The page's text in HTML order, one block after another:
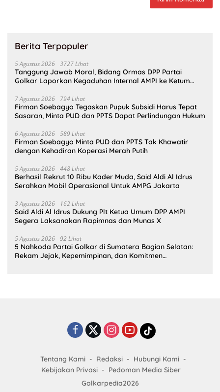
Berita Terpopuler
5 Agustus 2026 3727 Lihat
Tanggung Jawab Moral, Bidang Ormas DPP Partai
Golkar Laporkan Kegaduhan Internal AMPI ke Ketum
7 Agustus 2026 794 Lihat
Firman Soebagyo Tegaskan Pupuk Subsidi Harus Tepat
Sasaran, Minta PUD dan PPTS Dapat Perlindungan Hukum
6 Agustus 2026 589 Lihat
Firman Soebagyo Minta PUD dan PPTS Tak Khawatir
dengan Kehadiran Koperasi Merah Putih
5 Agustus 2026 448 Lihat
Berhasil Rekrut 10 Ribu Kader Muda, Said Aldi Al Idrus
Serahkan Mobil Operasional Untuk AMPG Jakarta
3 Agustus 2026 162 Lihat
Said Aldi Al Idrus Dukung Plt Ketua Umum DPP AMPI
Segera Laksanakan Rapimnas dan Munas X
5 Agustus 2026 92 Lihat
5 Nahkoda Partai Golkar di Sumatera Bagian Selatan:
Rekam Jejak, Kepemimpinan, dan Komitmen
Tentang Kami Redaksi
Hubungi Kami
Kebijakan Privasi
Pedoman Media Siber
Golkarpedia2026